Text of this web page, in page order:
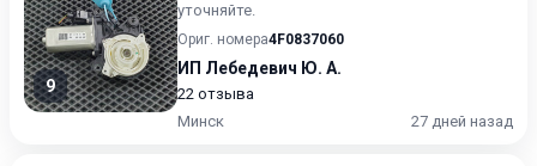
9
уточняйте.
Ориг. номера4F0837060
ИП Лебедевич Ю. А.
22 отзыва
Минск
27 дней назад